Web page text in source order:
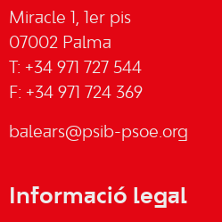
Miracle 1, 1er pis
07002 Palma
T: +34 971 727 544
F: +34 971 724 369
balears@psib-psoe.org
Informació legal